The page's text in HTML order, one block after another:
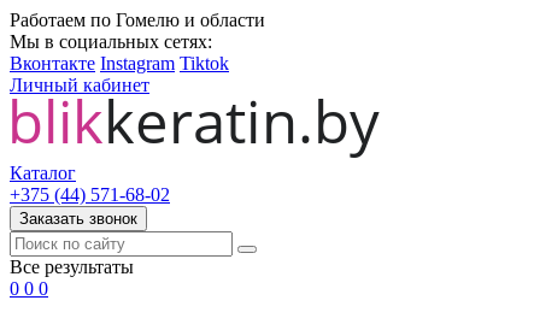
Работаем по Гомелю и области
Мы в социальных сетях:
Вконтакте Instagram Tiktok
Личный кабинет
Каталог
+375 (44) 571-68-02
Заказать звонок
Все результаты
0 0 0